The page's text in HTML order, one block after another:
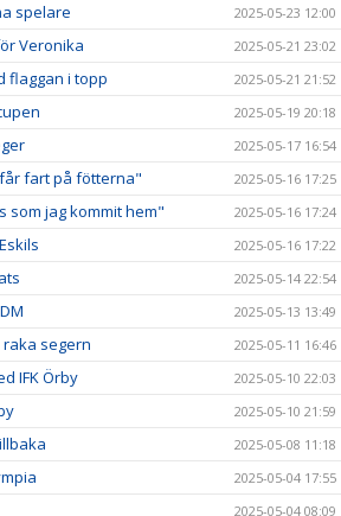
spelare 2025-05-23 12:00
Veronika 2025-05-21 23:02
flaggan i topp 2025-05-21 21:52
2025-05-19 20:18
2025-05-17 16:54
fart på fötterna" 2025-05-16 17:25
som jag kommit hem" 2025-05-16 17:24
2025-05-16 17:22
2025-05-14 22:54
2025-05-13 13:49
segern 2025-05-11 16:46
IFK Örby 2025-05-10 22:03
2025-05-10 21:59
2025-05-08 11:18
2025-05-04 17:55
2025-05-04 08:09